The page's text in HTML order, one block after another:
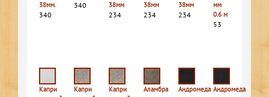
38мм.
340
340
38мм
234
38мм
234
38мм
234
мм
0.6 м
53
Капри
Капри
Капри
Аламбра
Андромеда Андромеда